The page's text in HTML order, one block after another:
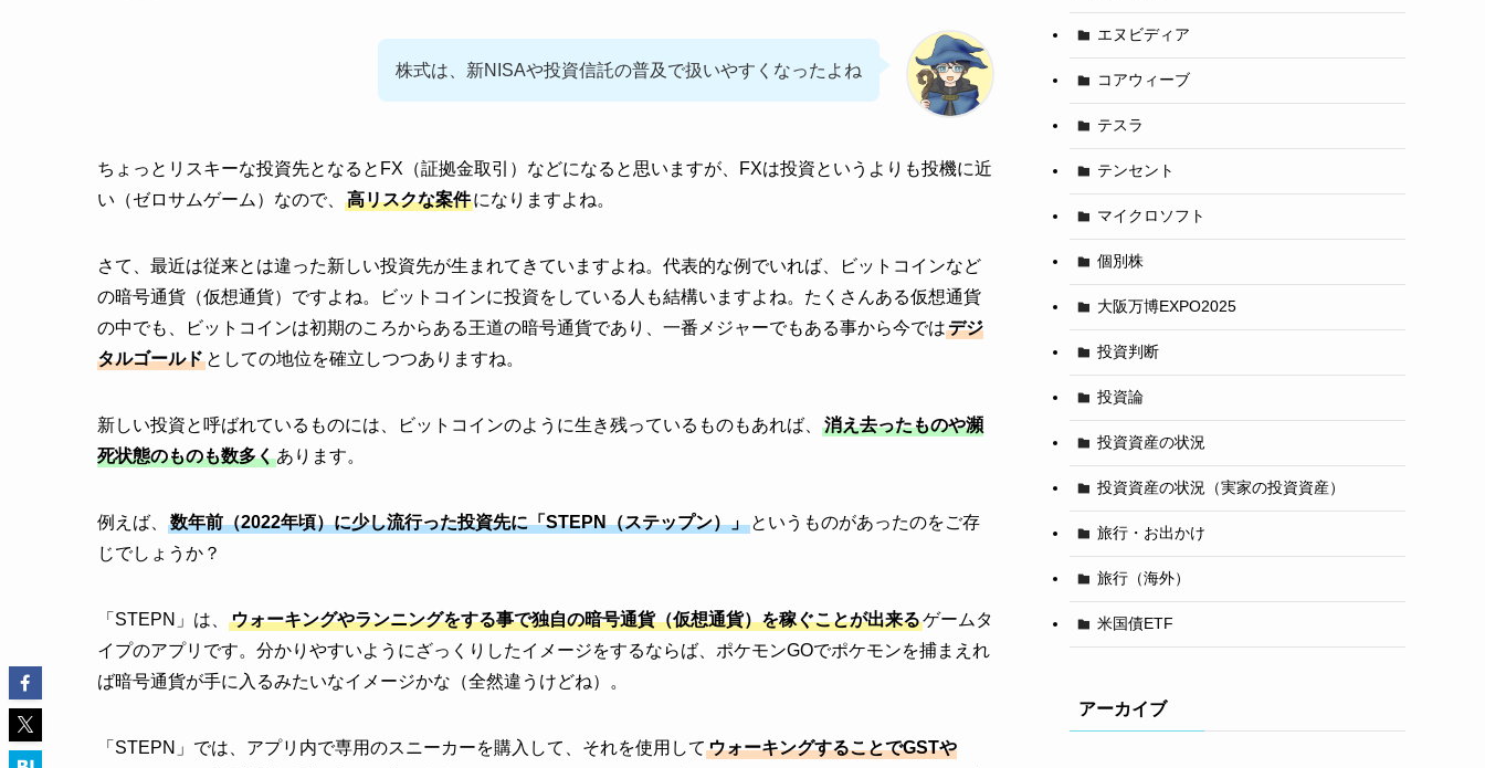
株式は、新NISAや投資信託の普及で扱いやすくなったよね
ちょっとリスキーな投資先となるとFX（証拠金取引）などになると思いますが、FXは投資というよりも投機に近
い（ゼロサムゲーム）なので、
高リスクな案件になりますよね。
さて、最近は従来とは違った新しい投資先が生まれてきていますよね。代表的な例でいれば、ビットコインなど
の暗号通貨（仮想通貨）ですよね。ビットコインに投資をしている人も結構いますよね。たくさんある仮想通貨
の中でも、ビットコインは初期のころからある王道の暗号通貨であり、一番メジャーでもある事から今ではデジ
タルゴールド としての地位を確立しつつありますね。
新しい投資と呼ばれているものには、ビットコインのように生き残っているものもあれば、
消え去ったものや瀕
死状態のものも数多くあります。
例えば、 数年前（2022年頃）に少し流行った投資先に「STEPN（ステップン）」 というものがあったのをご存
じでしょうか？
「STEPN」は、 ウォーキングやランニングをする事で独自の暗号通貨（仮想通貨）を稼ぐことが出来るゲームタ
イプのアプリです。分かりやすいようにざっくりしたイメージをするならば、ポケモンGOでポケモンを捕まえれ
ば暗号通貨が手に入るみたいなイメージかな（全然違うけどね）。
「STEPN」では、アプリ内で専用のスニーカーを購入して、それを使用して ウォーキングすることでGSTや
エヌビディア
コアウィーブ
テスラ
テンセント
マイクロソフト
個別株
大阪万博EXPO2025
投資判断
投資論
投資資産の状況
投資資産の状況（実家の投資資産）
旅行・お出かけ
旅行（海外）
米国債ETF
アーカイブ